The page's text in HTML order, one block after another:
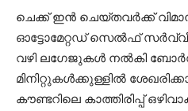
ചെക്ക് ഇന്‍ ചെയ്തവര്‍ക്ക്
ഓട്ടോമേറ്റഡ് സെല്‍ഫ്
വഴി ലഗേജുകള്‍ നല്‍കി
മിനിറ്റുകള്‍ക്കുള്ളില്‍
കൗണ്ടറിലെ കാത്തിരിപ്പ്